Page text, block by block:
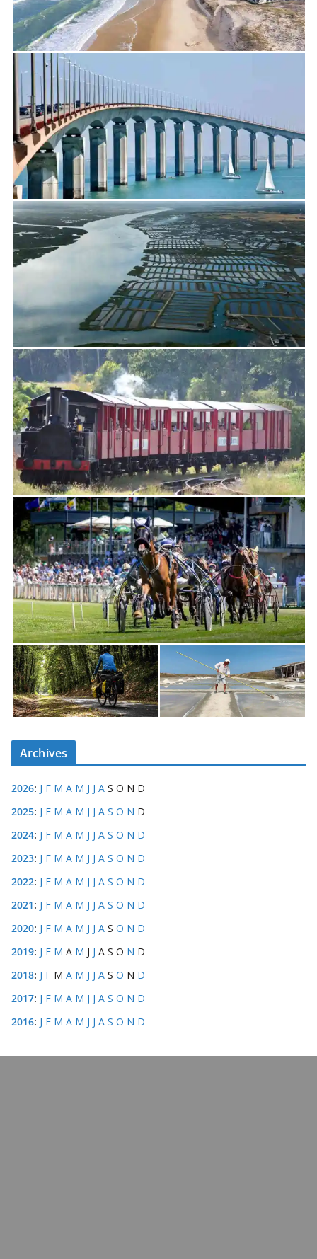
Archives
2026: J F M A M J J A S O N D
2025: J F M A M J J A S O N D
2024: J F M A M J J A S O N D
2023: J F M A M J J A S O N D
2022: J F M A M J J A S O N D
2021: J F M A M J J A S O N D
2020: J F M A M J J A S O N D
2019: J F M A M J J A S O N D
2018: J F M A M J J A S O N D
2017: J F M A M J J A S O N D
2016: J F M A M J J A S O N D